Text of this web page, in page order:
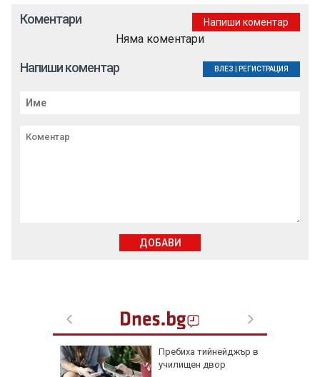
Пребиха тийнейджър в
училищен двор
Коментари Напиши коментар
Няма коментари
Напиши коментар ВЛЕЗ РЕГИСТРАЦИЯ
ДОБАВИ